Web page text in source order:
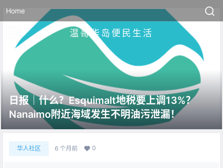
Home
温哥华岛便民生活
日报｜什么？Esquimalt地税要上调13%？
Nanaimo附近海域发生不明油污泄漏！
华人社区 6 个月前 0